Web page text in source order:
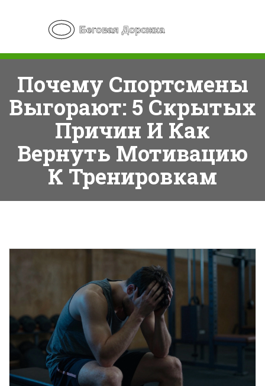
Почему Спортсмены
Выгорают: 5 Скрытых
Причин И Как
Вернуть Мотивацию
К Тренировкам